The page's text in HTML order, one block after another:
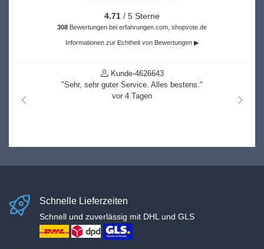
4.71 / 5 Sterne
308 Bewertungen bei erfahrungen.com, shopvote.de
Informationen zur Echtheit von Bewertungen ▶
Kunde-4851719
"k.A."
vor 53 Tagen
nach links
nach
Schnelle Lieferzeiten
Schnell und zuverlässig mit DHL und GLS